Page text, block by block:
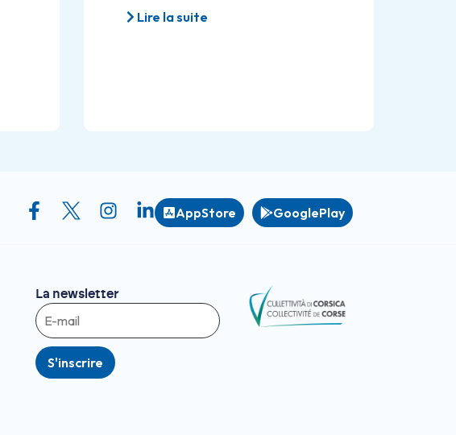
Lire la suite
AppStore GooglePlay
La newsletter
S'inscrire